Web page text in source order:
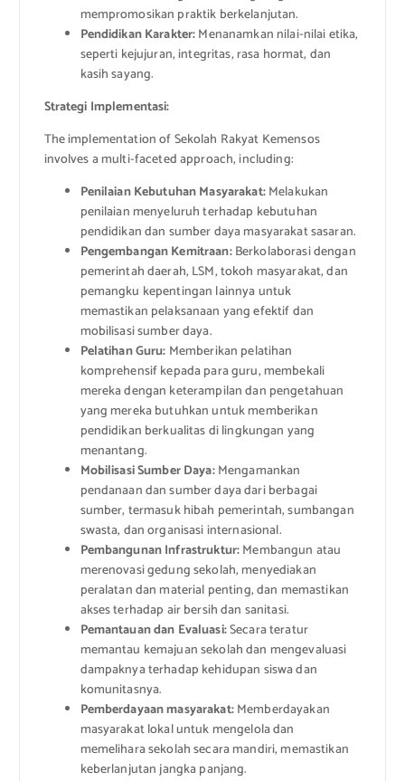
mempromosikan praktik berkelanjutan.
Pendidikan Karakter:Menanamkan nilai-nilai etika,
seperti kejujuran, integritas, rasa hormat, dan
kasih sayang.
Strategi Implementasi:
The implementation of Sekolah Rakyat Kemensos
involves a multi-faceted approach, including:
Penilaian Kebutuhan Masyarakat:Melakukan
penilaian menyeluruh terhadap kebutuhan
pendidikan dan sumber daya masyarakat sasaran.
Pengembangan Kemitraan:Berkolaborasi dengan
pemerintah daerah, LSM, tokoh masyarakat, dan
pemangku kepentingan lainnya untuk
memastikan pelaksanaan yang efektif dan
mobilisasi sumber daya.
Pelatihan Guru: Memberikan pelatihan
komprehensif kepada para guru, membekali
mereka dengan keterampilan dan pengetahuan
yang mereka butuhkan untuk memberikan
pendidikan berkualitas di lingkungan yang
menantang.
Mobilisasi Sumber Daya:Mengamankan
pendanaan dan sumber daya dari berbagai
sumber, termasuk hibah pemerintah, sumbangan
swasta, dan organisasi internasional.
Pembangunan Infrastruktur:Membangun atau
merenovasi gedung sekolah, menyediakan
peralatan dan material penting, dan memastikan
akses terhadap air bersih dan sanitasi.
Pemantauan dan Evaluasi:Secara teratur
memantau kemajuan sekolah dan mengevaluasi
dampaknya terhadap kehidupan siswa dan
komunitasnya.
Pemberdayaan masyarakat:Memberdayakan
masyarakat lokal untuk mengelola dan
memelihara sekolah secara mandiri, memastikan
keberlanjutan jangka panjang.